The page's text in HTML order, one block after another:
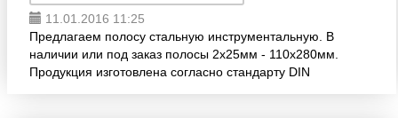
11.01.2016 11:25
Предлагаем полосу стальную инструментальную. В
наличии или под заказ полосы 2х25мм - 110х280мм.
Продукция изготовлена согласно стандарту DIN